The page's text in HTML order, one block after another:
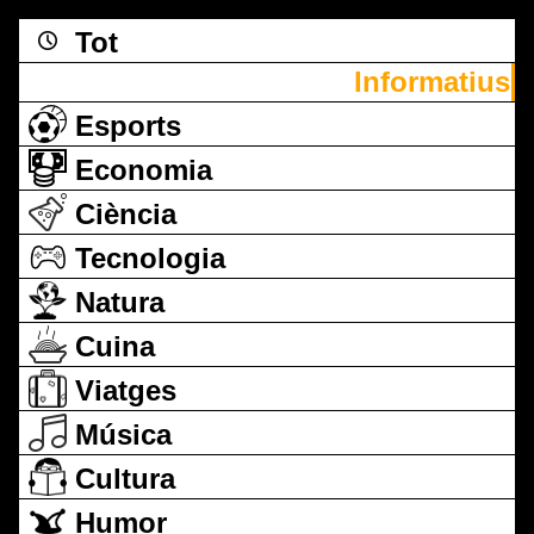
Tot
Informatius
Esports
Economia
Ciència
Tecnologia
Natura
Cuina
Viatges
Música
Cultura
Humor